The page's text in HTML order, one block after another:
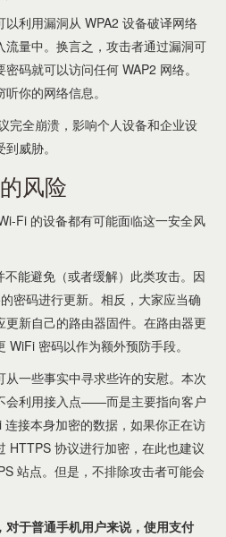
利用漏洞从 WPA2 设备破译网络
量中。换言之，攻击者通过漏洞可
码就可以访问任何 WAP2 网络。
你的网络信息。
完全崩溃，影响个人设备和企业设
威胁。
风险
Fi 的设备都有可能面临这一安全风
能避免（或者缓解）此类攻击。因
密码进行更新。相反，大家应当确
新自己的路由器固件。在路由器更
密码以作为额外预防手段。
一些事实中寻求些许的安慰。本次
会利用接入点——而是主要指向客户
接本身加密的数据，如果你正在访
HTTPS 协议进行加密，在此也建议
站点。但是，不排除攻击者可能会
于普通手机用户来说，使用支付